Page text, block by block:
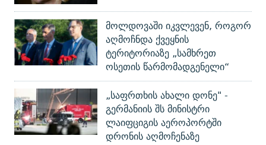
მოლდოვაში იკვლევენ, როგორ
აღმოჩნდა ქვეყნის
ტერიტორიაზე „სამხრეთ
ოსეთის წარმომადგენელი“
„საფრთხის ახალი დონე" -
გერმანიის შს მინისტრი
ლაიფციგის აეროპორტში
დრონის აღმოჩენაზე